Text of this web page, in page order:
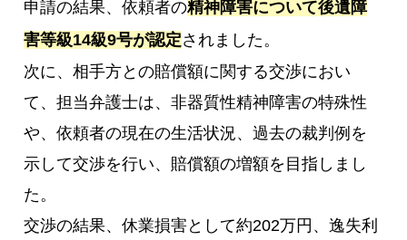
申請の結果、依頼者の精神障害について後遺障
害等級14級9号が認定されました。
次に、相手方との賠償額に関する交渉におい
て、担当弁護士は、非器質性精神障害の特殊性
や、依頼者の現在の生活状況、過去の裁判例を
示して交渉を行い、賠償額の増額を目指しまし
た。
交渉の結果、休業損害として約202万円、逸失利